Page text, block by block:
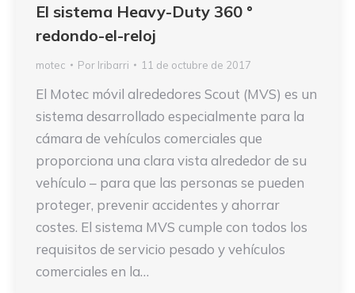
El sistema Heavy-Duty 360 °
redondo-el-reloj
motec Por Iribarri 11 de octubre de 2017
El Motec móvil alrededores Scout (MVS) es un
sistema desarrollado especialmente para la
cámara de vehículos comerciales que
proporciona una clara vista alrededor de su
vehículo – para que las personas se pueden
proteger, prevenir accidentes y ahorrar
costes. El sistema MVS cumple con todos los
requisitos de servicio pesado y vehículos
comerciales en la…